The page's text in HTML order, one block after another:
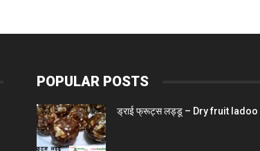
POPULAR POSTS
ड्राई फ्रूट्स लड्डू – Dry fruit ladoo